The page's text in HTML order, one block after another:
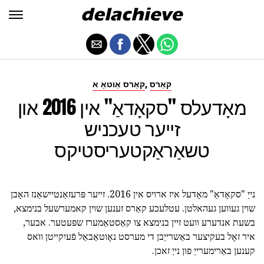
קאַרס אַוטאָ א, קאַרס
מאָדעלס "סקאָדאַ" אין 2016 און
זייער טעכניש
טשאַראַקטעריסטיקס
נייַ "סקאָדאַ" מאָדעל איז ארויס אין 2016. זייער פּרעזאַנטיישאַנז האָבן
שוין געווען געהאלטן. עטלעכע קאַרס זענען שוין קאמערשעל בנימצא,
בשעת אנדערע וועט זיין בנימצא צו קאַסטאַמערז שפּעטער. אבער,
איר זאָל בעקיצער באַשרייַבן די מערסט נאָוטאַבאַל פֿעיִקייטן וואס
קענען באַרימערייַ פון נייַ זאכן.